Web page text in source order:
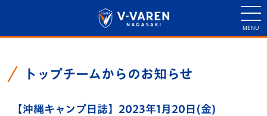
トップチームからのお知らせ
【沖縄キャンプ日誌】2023年1月20日(金)